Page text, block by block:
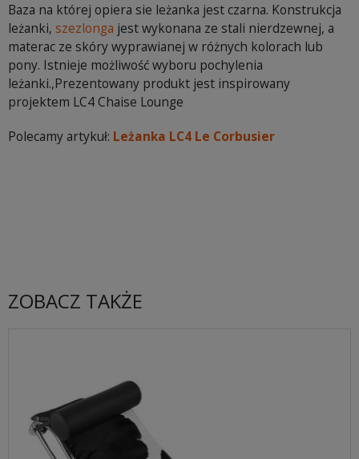
Baza na której opiera sie leżanka jest czarna. Konstrukcja
leżanki, szezlonga jest wykonana ze stali nierdzewnej, a
materac ze skóry wyprawianej w różnych kolorach lub
pony. Istnieje możliwość wyboru pochylenia
leżanki.,Prezentowany produkt jest inspirowany
projektem LC4 Chaise Lounge
Polecamy artykuł: Leżanka LC4 Le Corbusier
ZOBACZ TAKŻE